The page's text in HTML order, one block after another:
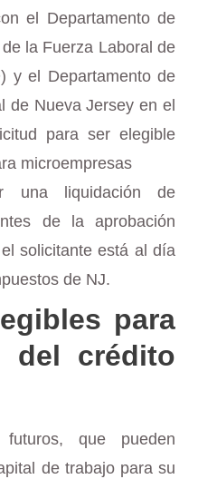
el Departamento de
la Fuerza Laboral de
y el Departamento de
de Nueva Jersey en el
para ser elegible
microempresas
una liquidación de
de la aprobación
solicitante está al día
de NJ.
para
del crédito
futuros, que pueden
de trabajo para su